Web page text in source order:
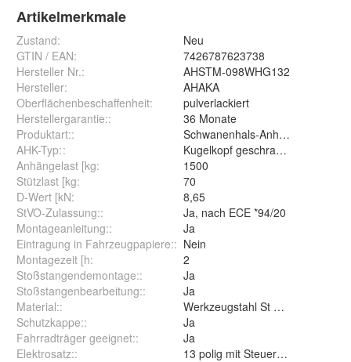
Artikelmerkmale
Zustand:
Neu
GTIN / EAN:
7426787623738
Hersteller Nr.:
AHSTM-098WHG132
Hersteller:
AHAKA
Oberflächenbeschaffenheit:
pulverlackiert
Herstellergarantie::
36 Monate
Produktart::
Schwanenhals-Anhängerkupplun
AHK-Typ::
Kugelkopf geschraubt (starr)
Anhängelast [kg:
1500
Stützlast [kg:
70
D-Wert [kN:
8,65
StVO-Zulassung::
Ja, nach ECE *94/20
Montageanleitung::
Ja
Eintragung in Fahrzeugpapiere:: Nein
Montagezeit [h:
2
Stoßstangendemontage::
Ja
Stoßstangenbearbeitung::
Ja
Material::
Werkzeugstahl St 52-3
Schutzkappe::
Ja
Fahrradträger geeignet::
Ja
Elektrosatz:: 13 polig mit Steuergerät